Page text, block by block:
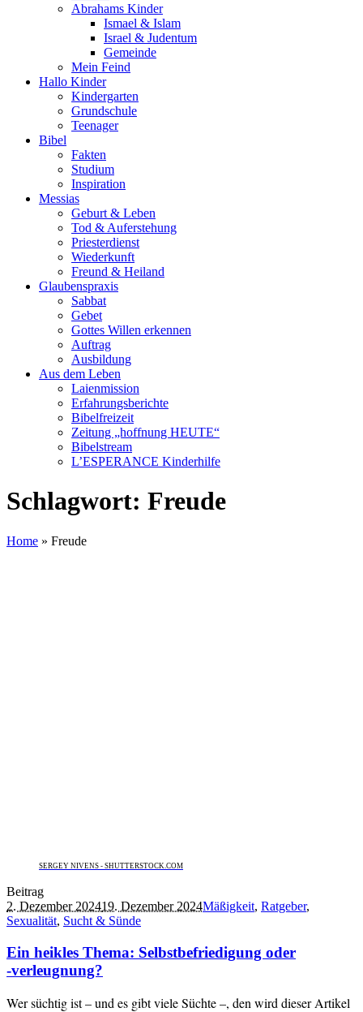
Abrahams Kinder
Ismael & Islam
Israel & Judentum
Gemeinde
Mein Feind
Hallo Kinder
Kindergarten
Grundschule
Teenager
Bibel
Fakten
Studium
Inspiration
Messias
Geburt & Leben
Tod & Auferstehung
Priesterdienst
Wiederkunft
Freund & Heiland
Glaubenspraxis
Sabbat
Gebet
Gottes Willen erkennen
Auftrag
Ausbildung
Aus dem Leben
Laienmission
Erfahrungsberichte
Bibelfreizeit
Zeitung „hoffnung HEUTE“
Bibelstream
L’ESPERANCE Kinderhilfe
Schlagwort: Freude
Home » Freude
SERGEY NIVENS - SHUTTERSTOCK.COM
Beitrag
2. Dezember 202419. Dezember 2024Mäßigkeit, Ratgeber,
Sexualität, Sucht & Sünde
Ein heikles Thema: Selbstbefriedigung oder
‑verleugnung?
Wer süchtig ist – und es gibt viele Süchte –, den wird dieser Artikel